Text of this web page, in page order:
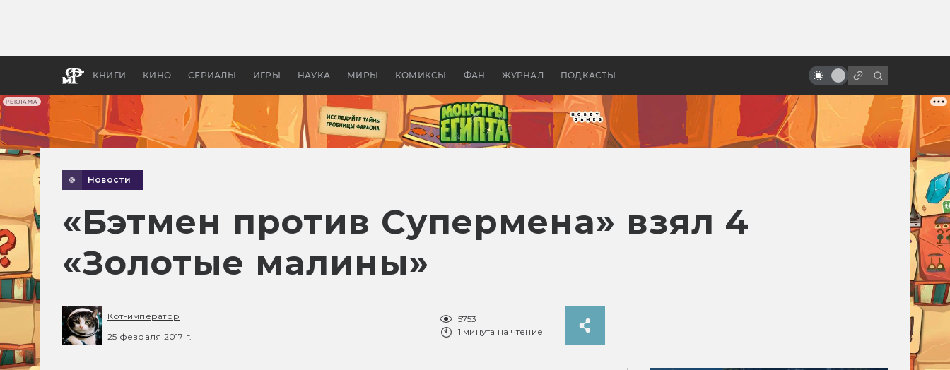
РЕКЛАМА
КНИГИ КИНО СЕРИАЛЫ ИГРЫ НАУКА МИРЫ КОМИКСЫ ФАН ЖУРНАЛ ПОДКАСТЫ
апокалипсис, в России —
бы «Властелина колец»
кинопредшественники
Новости
«Бэтмен против Супермена» взял 4
«Золотые малины»
Кот-император
25 февраля 2017 г.
5753
1 минута на чтение